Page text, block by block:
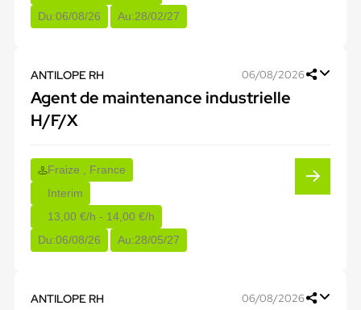
Du:06/08/26 Au:28/02/27
ANTILOPE RH 06/08/2026
Agent de maintenance industrielle
H/F/X
Fraize , France
Interim
13,00 €/h - 14,00 €/h
Du:06/08/26 Au:28/05/27
ANTILOPE RH 06/08/2026